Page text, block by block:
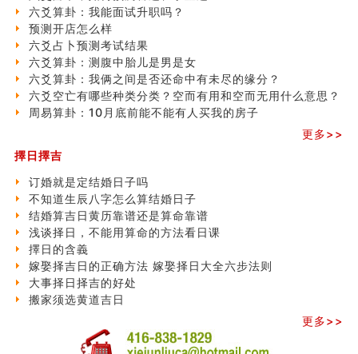
六爻算卦：我能面试升职吗？
预测开店怎么样
六爻占卜预测考试结果
六爻算卦：测腹中胎儿是男是女
六爻算卦：我俩之间是否还命中有未尽的缘分？
六爻空亡有哪些种类分类？空而有用和空而无用什么意思？
周易算卦：10月底前能不能有人买我的房子
更多>>
擇日擇吉
订婚就是定结婚日子吗
不知道生辰八字怎么算结婚日子
结婚算吉日黄历靠谱还是算命靠谱
浅谈择日，不能用算命的方法看日课
擇日的含義
嫁娶择吉日的正确方法 嫁娶择日大全六步法则
大事择日择吉的好处
搬家须选黄道吉日
更多>>